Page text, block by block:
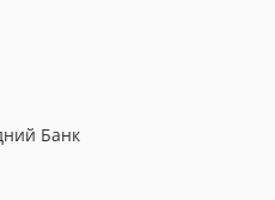
Банк